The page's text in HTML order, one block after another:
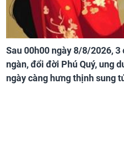
Sau 00h00 ngày 8/8/2026,
ngàn, đổi đời Phú Quý, ung
ngày càng hưng thịnh sung